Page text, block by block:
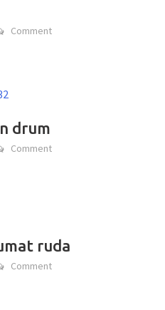
Comment
drum
Comment
ruda
Comment